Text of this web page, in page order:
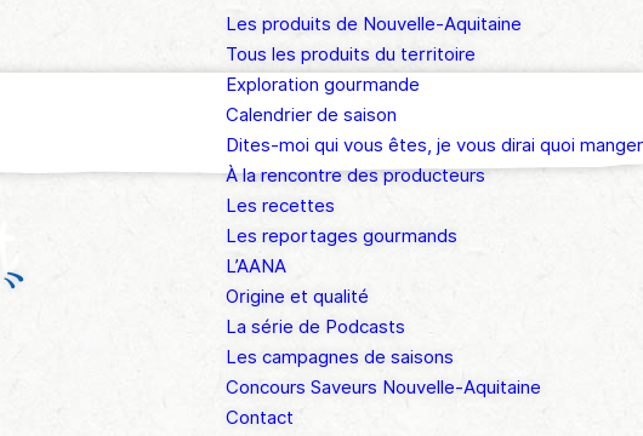
Les produits de Nouvelle-Aquitaine
Tous les produits du territoire
Exploration gourmande
Calendrier de saison
Dites-moi qui vous êtes, je vous dirai quoi manger
À la rencontre des producteurs
Les recettes
Les reportages gourmands
L’AANA
Origine et qualité
La série de Podcasts
Les campagnes de saisons
Concours Saveurs Nouvelle-Aquitaine
Contact